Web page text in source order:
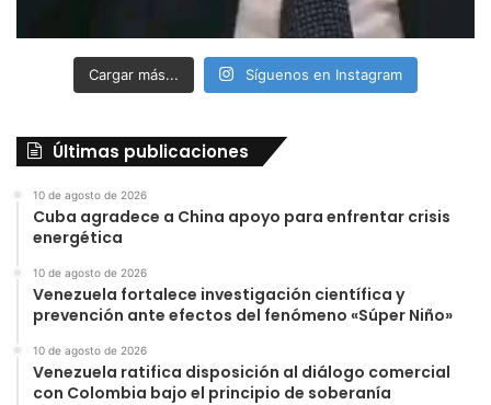
Cargar más... Síguenos en Instagram
Últimas publicaciones
10 de agosto de 2026
Cuba agradece a China apoyo para enfrentar crisis
energética
10 de agosto de 2026
Venezuela fortalece investigación científica y
prevención ante efectos del fenómeno «Súper Niño»
10 de agosto de 2026
Venezuela ratifica disposición al diálogo comercial
con Colombia bajo el principio de soberanía